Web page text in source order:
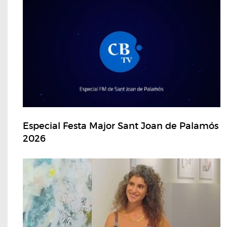
Especial Festa Major Sant Joan de Palamós
2026